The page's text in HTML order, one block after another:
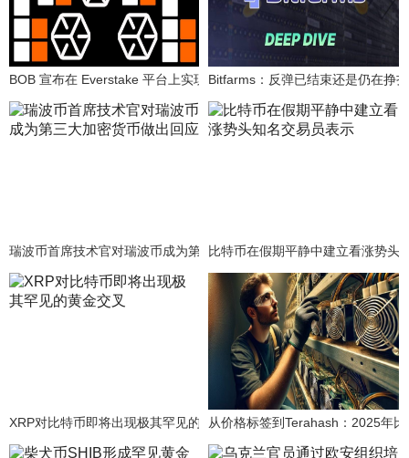
BOB 宣布在 Everstake 平台上实现便捷的一键式比特币质押功能。
Bitfarms：反弹已结束还是仍在挣
瑞波币首席技术官对瑞波币成为第三大加密货币做出回应
比特币在假期平静中建立看涨势头
XRP对比特币即将出现极其罕见的黄金交叉从价格标签到Terahash：2025年